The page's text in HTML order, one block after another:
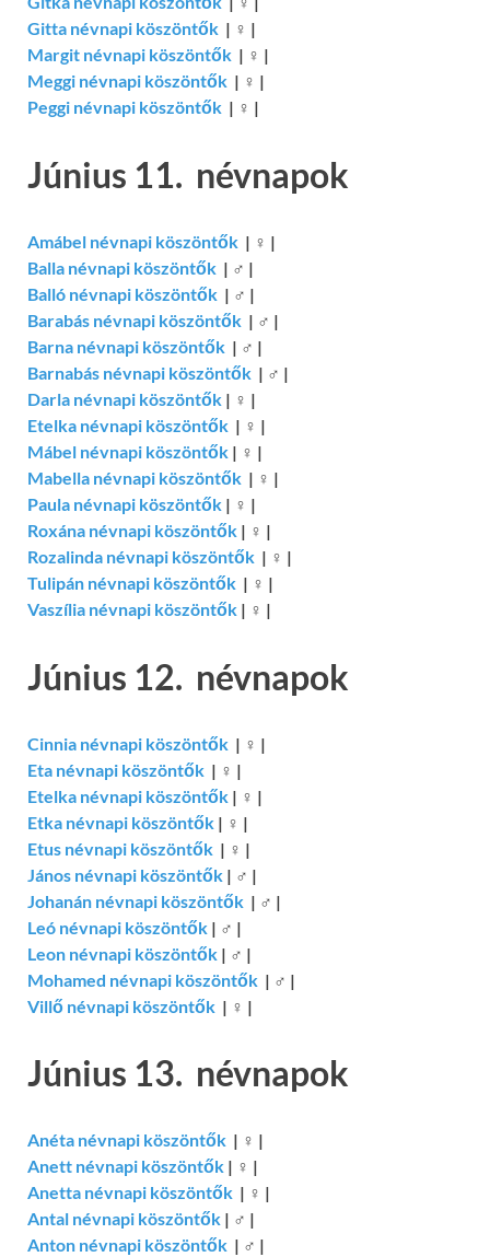
Gitta névnapi köszöntők | ♀ |
Margit névnapi köszöntők | ♀ |
Meggi névnapi köszöntők | ♀ |
Peggi névnapi köszöntők | ♀ |
Június 11. névnapok
Amábel névnapi köszöntők | ♀ |
Balla névnapi köszöntők | ♂ |
Balló névnapi köszöntők | ♂ |
Barabás névnapi köszöntők | ♂ |
Barna névnapi köszöntők | ♂ |
Barnabás névnapi köszöntők | ♂ |
Darla névnapi köszöntők | ♀ |
Etelka névnapi köszöntők | ♀ |
Mábel névnapi köszöntők | ♀ |
Mabella névnapi köszöntők | ♀ |
Paula névnapi köszöntők | ♀ |
Roxána névnapi köszöntők | ♀ |
Rozalinda névnapi köszöntők | ♀ |
Tulipán névnapi köszöntők | ♀ |
Vaszília névnapi köszöntők | ♀ |
Június 12. névnapok
Cinnia névnapi köszöntők | ♀ |
Eta névnapi köszöntők | ♀ |
Etelka névnapi köszöntők | ♀ |
Etka névnapi köszöntők | ♀ |
Etus névnapi köszöntők | ♀ |
János névnapi köszöntők | ♂ |
Johanán névnapi köszöntők | ♂ |
Leó névnapi köszöntők | ♂ |
Leon névnapi köszöntők | ♂ |
Mohamed névnapi köszöntők | ♂ |
Villő névnapi köszöntők | ♀ |
Június 13. névnapok
Anéta névnapi köszöntők | ♀ |
Anett névnapi köszöntők | ♀ |
Anetta névnapi köszöntők | ♀ |
Antal névnapi köszöntők | ♂ |
Anton névnapi köszöntők | ♂ |